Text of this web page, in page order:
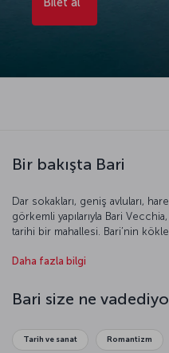
Bir bakışta Bari
Dar sokakları, geniş avluları,
görkemli yapılarıyla Bari
tarihi bir mahallesi. Bari’nin
Noel Baba’nın Türkiye’deki
olağanüstü atmosferiyle Bari’nin
bölgesine özgü trullo evlerinin
için bir gününüzü mutlaka ayırın.
Daha fazla bilgi
Bari size ne
Tarih ve sanat Romantizm